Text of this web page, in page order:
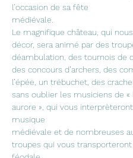
l’occasion de sa fête
médiévale.
Le magnifique château, qui
décor, sera animé par des
déambulation, des tournois de
des concours d’archers, des
l’épée, un trébuchet, des
sans oublier les musiciens de «
aurore », qui vous
musique
médiévale et de nombreuses
troupes qui vous transporteront